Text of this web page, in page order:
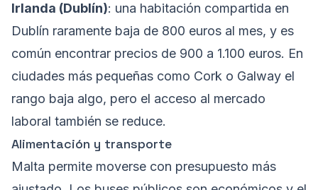
Irlanda (Dublín): una habitación compartida en
Dublín raramente baja de 800 euros al mes, y es
común encontrar precios de 900 a 1.100 euros. En
ciudades más pequeñas como Cork o Galway el
rango baja algo, pero el acceso al mercado
laboral también se reduce.
Alimentación y transporte
Malta permite moverse con presupuesto más